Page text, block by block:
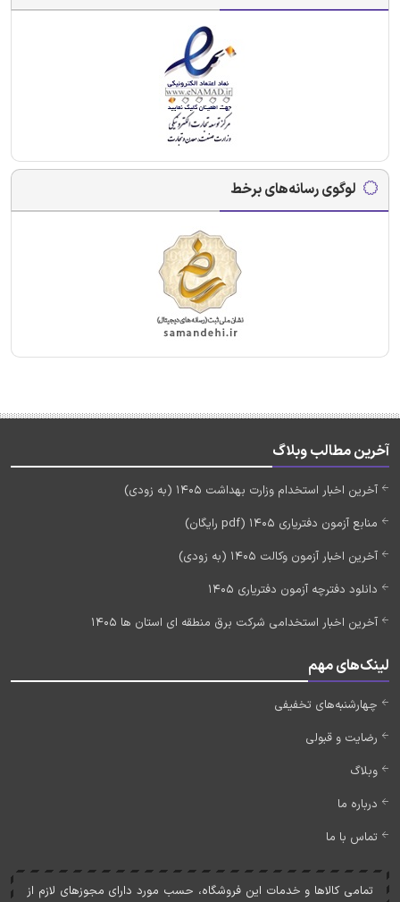
لوگوی رسانه‌های برخط
آخرین مطالب وبلاگ
آخرین اخبار استخدام وزارت بهداشت 1405 (به زودی)
منابع آزمون دفتریاری 1405 (pdf رایگان)
آخرین اخبار آزمون وکالت 1405 (به زودی)
دانلود دفترچه آزمون دفتریاری 1405
آخرین اخبار استخدامی شرکت برق منطقه ای استان ها 1405
لینک‌های مهم
چهارشنبه‌های تخفیفی
رضایت و قبولی
وبلاگ
درباره ما
تماس با ما
تمامی کالاها و خدمات اين فروشگاه، حسب مورد دارای مجوزهای لازم از